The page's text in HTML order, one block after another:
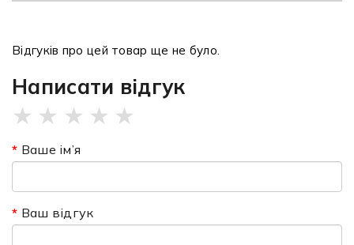
Відгуків про цей товар ще не було.
Написати відгук
★ ★ ★ ★ ★
Ваше ім’я
Ваш відгук